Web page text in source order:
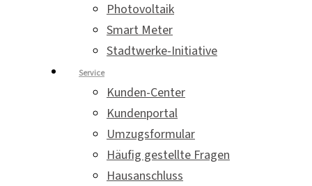
Photovoltaik
Smart Meter
Stadtwerke-Initiative
Service
Kunden-Center
Kundenportal
Umzugsformular
Häufig gestellte Fragen
Hausanschluss